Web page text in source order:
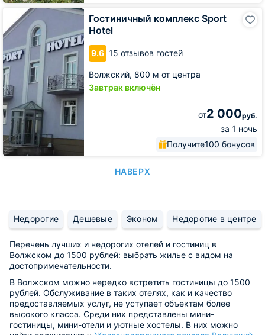
Гостиничный комплекс Sport
Hotel
9.6 15 отзывов гостей
Волжский, 800 м от центра
Завтрак включён
от2 000руб.
за 1 ночь
Получите100 бонусов
Гостиничный
комплекс
Sport
НАВЕРХ
Недорогие Дешевые Эконом Недорогие в центре
Перечень лучших и недорогих отелей и гостиниц в
Волжском до 1500 рублей: выбрать жилье с видом на
достопримечательности.
В Волжском можно нередко встретить гостиницы до 1500
рублей. Обслуживание в таких отелях, как и качество
предоставляемых услуг, не уступает объектам более
высокого класса. Среди них представлены мини-
гостиницы, мини-отели и уютные хостелы. В них можно